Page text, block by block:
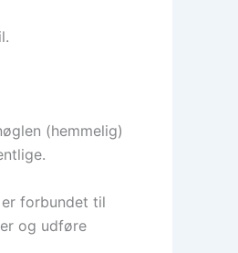
(hemmelig)
forbundet til
og udføre